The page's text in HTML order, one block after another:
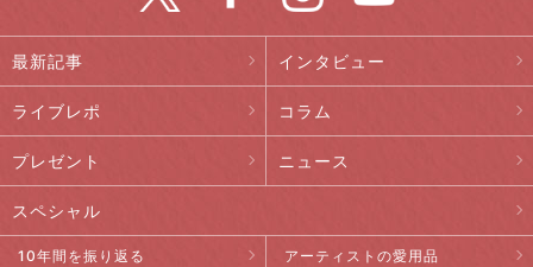
最新記事 インタビュー
ライブレポ コラム
プレゼント ニュース
スペシャル
10年間を振り返る アーティストの愛用品